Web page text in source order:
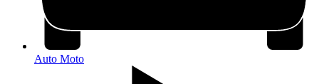
Auto Moto